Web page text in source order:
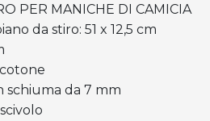
PER MANICHE DI CAMICIA
da stiro: 51 x 12,5 cm
da 7 mm